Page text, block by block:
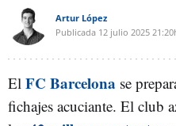
Artur López
Publicada 12 julio 2025
El FC Barcelona se
fichajes acuciante. El club